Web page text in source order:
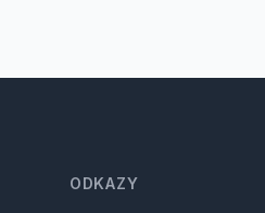
ODKAZY